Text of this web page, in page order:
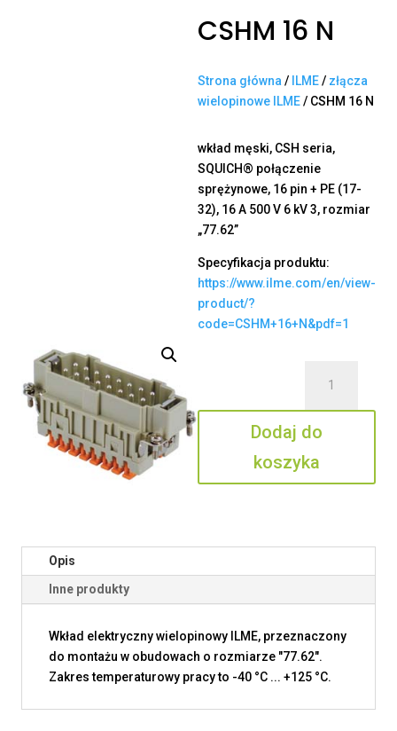
CSHM 16 N
Strona główna / ILME/ złącza
wielopinowe ILME/ CSHM 16 N
wkład męski, CSH seria,
SQUICH® połączenie
sprężynowe, 16 pin + PE (17-
32), 16 A 500 V 6 kV 3, rozmiar
„77.62”
Specyfikacja produktu:
https://www.ilme.com/en/view-
product/?
code=CSHM+16+N&pdf=1
CSHM
16
N
Dodaj do
koszyka
Opis
Inne produkty
Wkład elektryczny wielopinowy ILME, przeznaczony
do montażu w obudowach o rozmiarze "77.62".
Zakres temperaturowy pracy to -40 °C ... +125 °C.